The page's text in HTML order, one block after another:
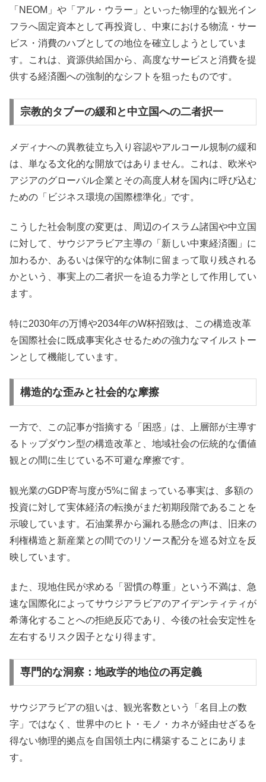
「NEOM」や「アル・ウラー」といった物理的な観光イン
フラへ固定資本として再投資し、中東における物流・サー
ビス・消費のハブとしての地位を確立しようとしていま
す。これは、資源供給国から、高度なサービスと消費を提
供する経済圏への強制的なシフトを狙ったものです。
宗教的タブーの緩和と中立国への二者択一
メディナへの異教徒立ち入り容認やアルコール規制の緩和
は、単なる文化的な開放ではありません。これは、欧米や
アジアのグローバル企業とその高度人材を国内に呼び込む
ための「ビジネス環境の国際標準化」です。
こうした社会制度の変更は、周辺のイスラム諸国や中立国
に対して、サウジアラビア主導の「新しい中東経済圏」に
加わるか、あるいは保守的な体制に留まって取り残される
かという、事実上の二者択一を迫る力学として作用してい
ます。
特に2030年の万博や2034年のW杯招致は、この構造改革
を国際社会に既成事実化させるための強力なマイルストー
ンとして機能しています。
構造的な歪みと社会的な摩擦
一方で、この記事が指摘する「困惑」は、上層部が主導す
るトップダウン型の構造改革と、地域社会の伝統的な価値
観との間に生じている不可避な摩擦です。
観光業のGDP寄与度が5%に留まっている事実は、多額の
投資に対して実体経済の転換がまだ初期段階であることを
示唆しています。石油業界から漏れる懸念の声は、旧来の
利権構造と新産業との間でのリソース配分を巡る対立を反
映しています。
また、現地住民が求める「習慣の尊重」という不満は、急
速な国際化によってサウジアラビアのアイデンティティが
希薄化することへの拒絶反応であり、今後の社会安定性を
左右するリスク因子となり得ます。
専門的な洞察：地政学的地位の再定義
サウジアラビアの狙いは、観光客数という「名目上の数
字」ではなく、世界中のヒト・モノ・カネが経由せざるを
得ない物理的拠点を自国領土内に構築することにありま
す。